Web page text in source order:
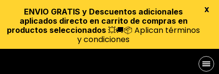
ENVIO GRATIS y Descuentos adicionales
aplicados directo en carrito de compras en
productos seleccionados 💥🚚📦 Aplican términos
y condiciones
X